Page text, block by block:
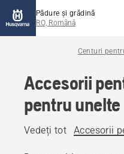
Pădure și grădină
RO, Română
Centuri
Accesorii
pentru unelte
Vedeți tot Accesorii